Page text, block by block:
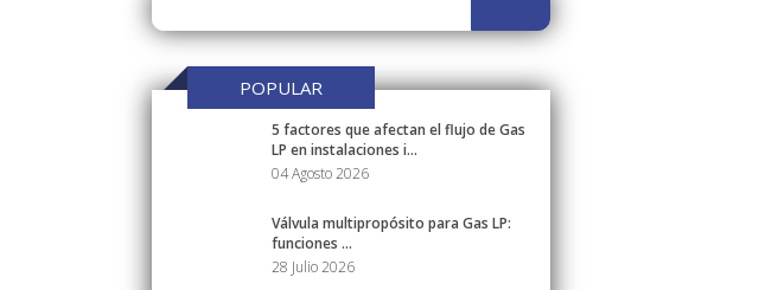
POPULAR
5 factores que afectan el flujo de Gas
LP en instalaciones i...
04 Agosto 2026
Válvula multipropósito para Gas LP:
funciones ...
28 Julio 2026